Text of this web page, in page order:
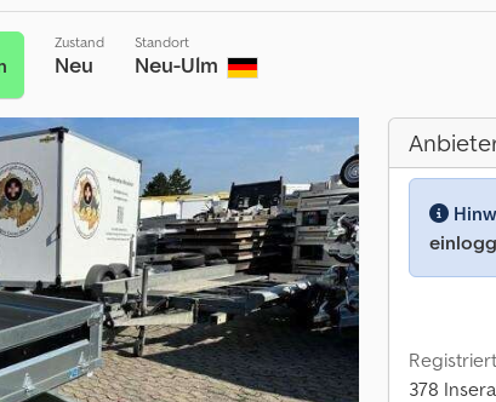
Zustand
Neu
Standort
Neu-Ulm
378